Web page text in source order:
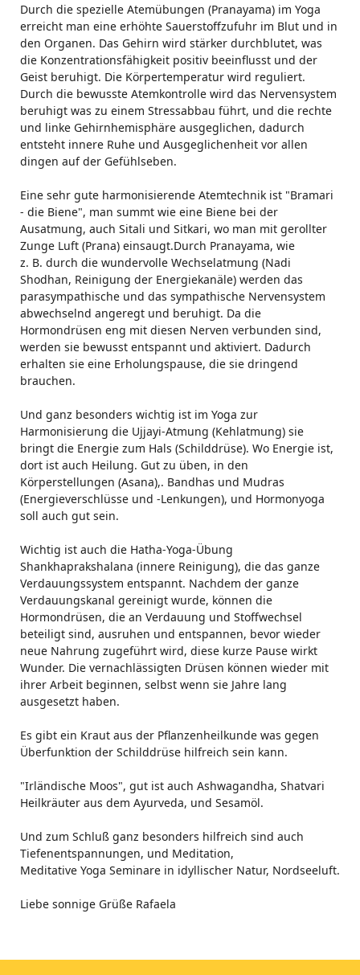
Durch die spezielle Atemübungen (Pranayama) im Yoga
erreicht man eine erhöhte Sauerstoffzufuhr im Blut und in
den Organen. Das Gehirn wird stärker durchblutet, was
die Konzentrationsfähigkeit positiv beeinflusst und der
Geist beruhigt. Die Körpertemperatur wird reguliert.
Durch die bewusste Atemkontrolle wird das Nervensystem
beruhigt was zu einem Stressabbau führt, und die rechte
und linke Gehirnhemisphäre ausgeglichen, dadurch
entsteht innere Ruhe und Ausgeglichenheit vor allen
dingen auf der Gefühlseben.
Eine sehr gute harmonisierende Atemtechnik ist "Bramari
- die Biene", man summt wie eine Biene bei der
Ausatmung, auch Sitali und Sitkari, wo man mit gerollter
Zunge Luft (Prana) einsaugt.Durch Pranayama, wie
z. B. durch die wundervolle Wechselatmung (Nadi
Shodhan, Reinigung der Energiekanäle) werden das
parasympathische und das sympathische Nervensystem
abwechselnd angeregt und beruhigt. Da die
Hormondrüsen eng mit diesen Nerven verbunden sind,
werden sie bewusst entspannt und aktiviert. Dadurch
erhalten sie eine Erholungspause, die sie dringend
brauchen.
Und ganz besonders wichtig ist im Yoga zur
Harmonisierung die Ujjayi-Atmung (Kehlatmung) sie
bringt die Energie zum Hals (Schilddrüse). Wo Energie ist,
dort ist auch Heilung. Gut zu üben, in den
Körperstellungen (Asana),. Bandhas und Mudras
(Energieverschlüsse und -Lenkungen), und Hormonyoga
soll auch gut sein.
Wichtig ist auch die Hatha-Yoga-Übung
Shankhaprakshalana (innere Reinigung), die das ganze
Verdauungssystem entspannt. Nachdem der ganze
Verdauungskanal gereinigt wurde, können die
Hormondrüsen, die an Verdauung und Stoffwechsel
beteiligt sind, ausruhen und entspannen, bevor wieder
neue Nahrung zugeführt wird, diese kurze Pause wirkt
Wunder. Die vernachlässigten Drüsen können wieder mit
ihrer Arbeit beginnen, selbst wenn sie Jahre lang
ausgesetzt haben.
Es gibt ein Kraut aus der Pflanzenheilkunde was gegen
Überfunktion der Schilddrüse hilfreich sein kann.
"Irländische Moos", gut ist auch Ashwagandha, Shatvari
Heilkräuter aus dem Ayurveda, und Sesamöl.
Und zum Schluß ganz besonders hilfreich sind auch
Tiefenentspannungen, und Meditation,
Meditative Yoga Seminare in idyllischer Natur, Nordseeluft.
Liebe sonnige Grüße Rafaela